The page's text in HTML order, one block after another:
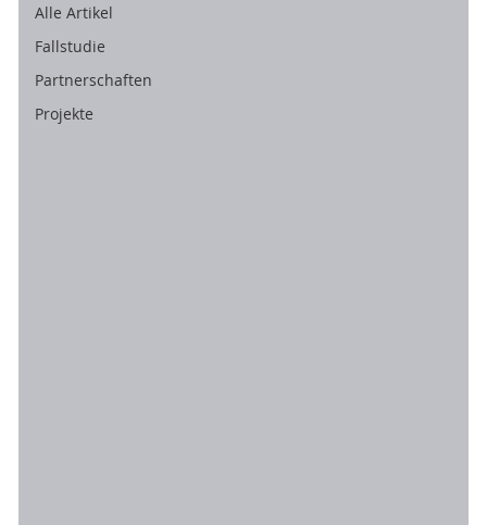
Alle Artikel
Fallstudie
Partnerschaften
Projekte